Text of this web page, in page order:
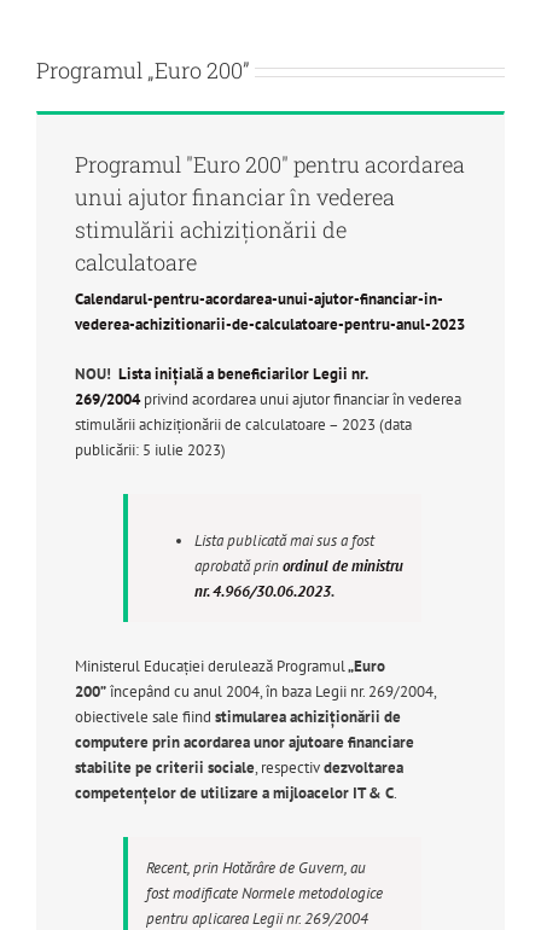
Programul „Euro 200”
Programul "Euro 200" pentru acordarea
unui ajutor financiar în vederea
stimulării achiziţionării de
calculatoare
Calendarul-pentru-acordarea-unui-ajutor-financiar-in-
vederea-achizitionarii-de-calculatoare-pentru-anul-2023
NOU! Lista inițială a beneficiarilor Legii nr.
269/2004 privind acordarea unui ajutor financiar în vederea
stimulării achiziționării de calculatoare – 2023 (data
publicării: 5 iulie 2023)
Lista publicată mai sus a fost
aprobată prinordinul de ministru
nr. 4.966/30.06.2023.
Ministerul Educației derulează Programul„Euro
200”începând cu anul 2004, în baza Legii nr. 269/2004,
obiectivele sale fiind stimularea achiziţionării de
computere prin acordarea unor ajutoare financiare
stabilite pe criterii sociale, respectivdezvoltarea
competenţelor de utilizare a mijloacelor IT & C.
Recent, prin Hotărâre de Guvern, au
fost modificate Normele metodologice
pentru aplicarea Legii nr. 269/2004